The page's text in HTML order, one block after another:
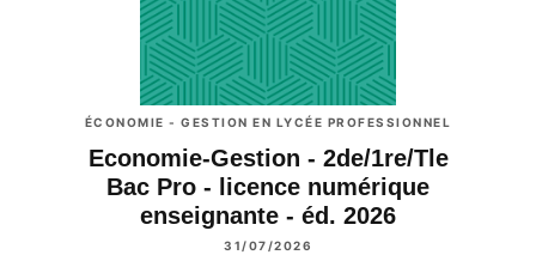
ÉCONOMIE - GESTION EN LYCÉE PROFESSIONNEL
Economie-Gestion - 2de/1re/Tle
Bac Pro - licence numérique
enseignante - éd. 2026
31/07/2026